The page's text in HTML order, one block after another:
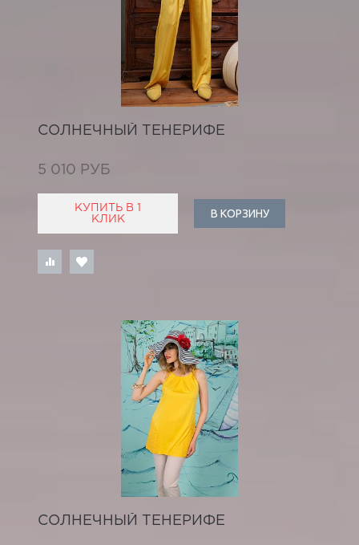
СОЛНЕЧНЫЙ ТЕНЕРИФЕ
5 010 РУБ
КУПИТЬ В 1
КЛИК
В КОРЗИНУ
СОЛНЕЧНЫЙ ТЕНЕРИФЕ